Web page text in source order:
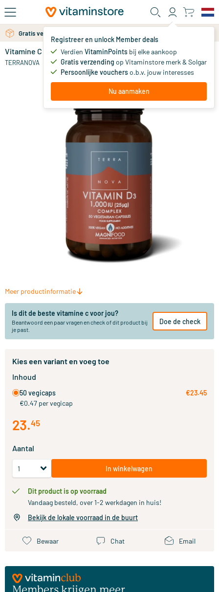
Ga naar de hoofdinhoud
Registreer en unlock Member deals
Verdien VitaminPoints bij elke aankoop
Gratis verzending op Vitaminstore merk & Solgar
Persoonlijke voucherso.b.v. jouw interesses
Nu aanmaken
Gratis verzending vanaf 25 euro
Gratis persoonlijk advies via chat of email
Vitamine C 250 mg complex
TERRANOVA 23.
Meer productinformatie
Is dit de beste vitamine c voor jou?
Beantwoord een paar vragen en check of dit product bij
je past.
Doe de check
Kies een variant en voeg toe
Inhoud
50 vegicaps
€0.47 per vegicap
€23.45
23.45
Aantal
In winkelwagen
Dit product is op voorraad
Vandaag besteld, over 1-2 werkdagen in huis!
Bekijk de lokale voorraad in de buurt
Bewaar Chat Email